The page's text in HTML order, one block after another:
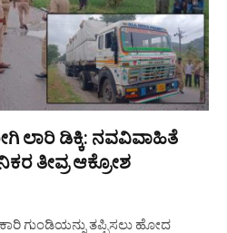
ಲಾರಿ ಡಿಕ್ಕಿ: ನವವಿವಾಹಿತೆ
ತೀವ್ರ ಆಕ್ರೋಶ
ಗುಂಡಿಯನ್ನು ತಪ್ಪಿಸಲು ಹೋದ